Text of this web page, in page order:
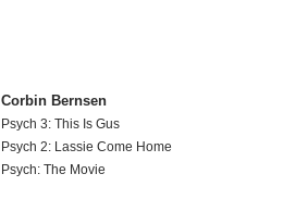
Corbin Bernsen
Psych 3: This Is Gus
Psych 2: Lassie Come Home
Psych: The Movie